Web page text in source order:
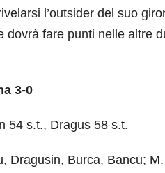
l’outsider del suo
dovrà fare punti nelle altre
3-0
54 s.t., Dragus 58 s.t.
Dragusin, Burca, Bancu;